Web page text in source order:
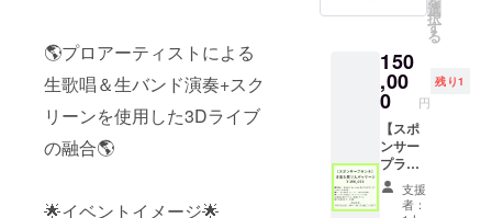
🌎プロアーティストによる
生歌唱＆生バンド演奏+スク
リーンを使用した3Dライブ
の融合🌎
🌟イベントイメージ🌟
期間は
放映開
年間に
なりま
す (リア
ル配信
計6回／
メタ
バース
ライブ
計18回
燦然世
界(ゆり
角一樹･
ばしゃ･
MASA･
澪七
(Mina)･
ぱ
てぃ・
澤みの
り ■ス
選
択
す
る
150
,00
0 円
残り1
【スポ
ンサー
プラン
④】 企
業出展
支援
者：